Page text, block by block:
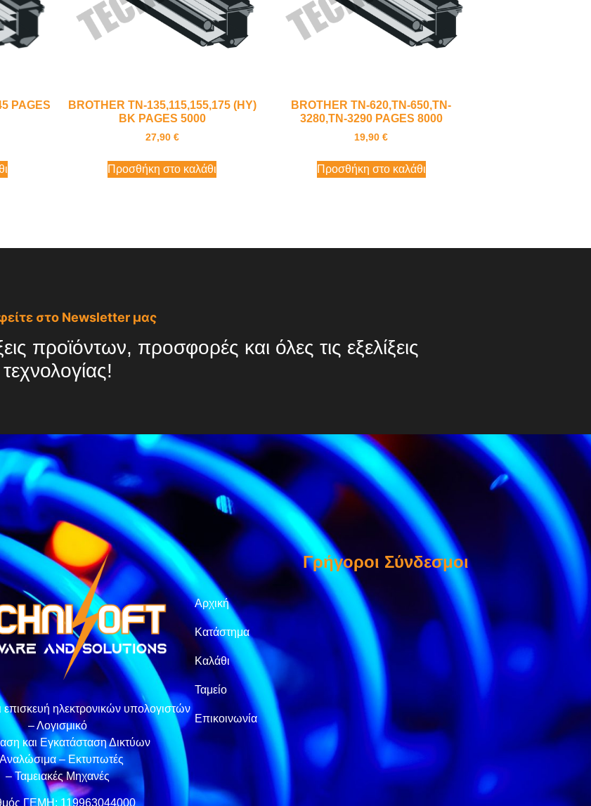
PAGES
BROTHER TN-135,115,155,175 (HY)
BK PAGES 5000
27,90 €
Προσθήκη στο καλάθι
BROTHER TN-620,TN-650,TN-
3280,TN-3290 PAGES 8000
19,90€
Προσθήκη στο καλάθι
στο Newsletter μας
προϊόντων, προσφορές και όλες τις εξελίξεις
τεχνολογίας!
ηλεκτρονικών υπολογιστών
– Λογισμικό
και Εγκατάσταση Δικτύων
– Εκτυπωτές
– Ταμειακές Μηχανές
ΓΕΜΗ: 119963044000
Γρήγοροι Σύνδεσμοι
Αρχική
Κατάστημα
Καλάθι
Ταμείο
Επικοινωνία